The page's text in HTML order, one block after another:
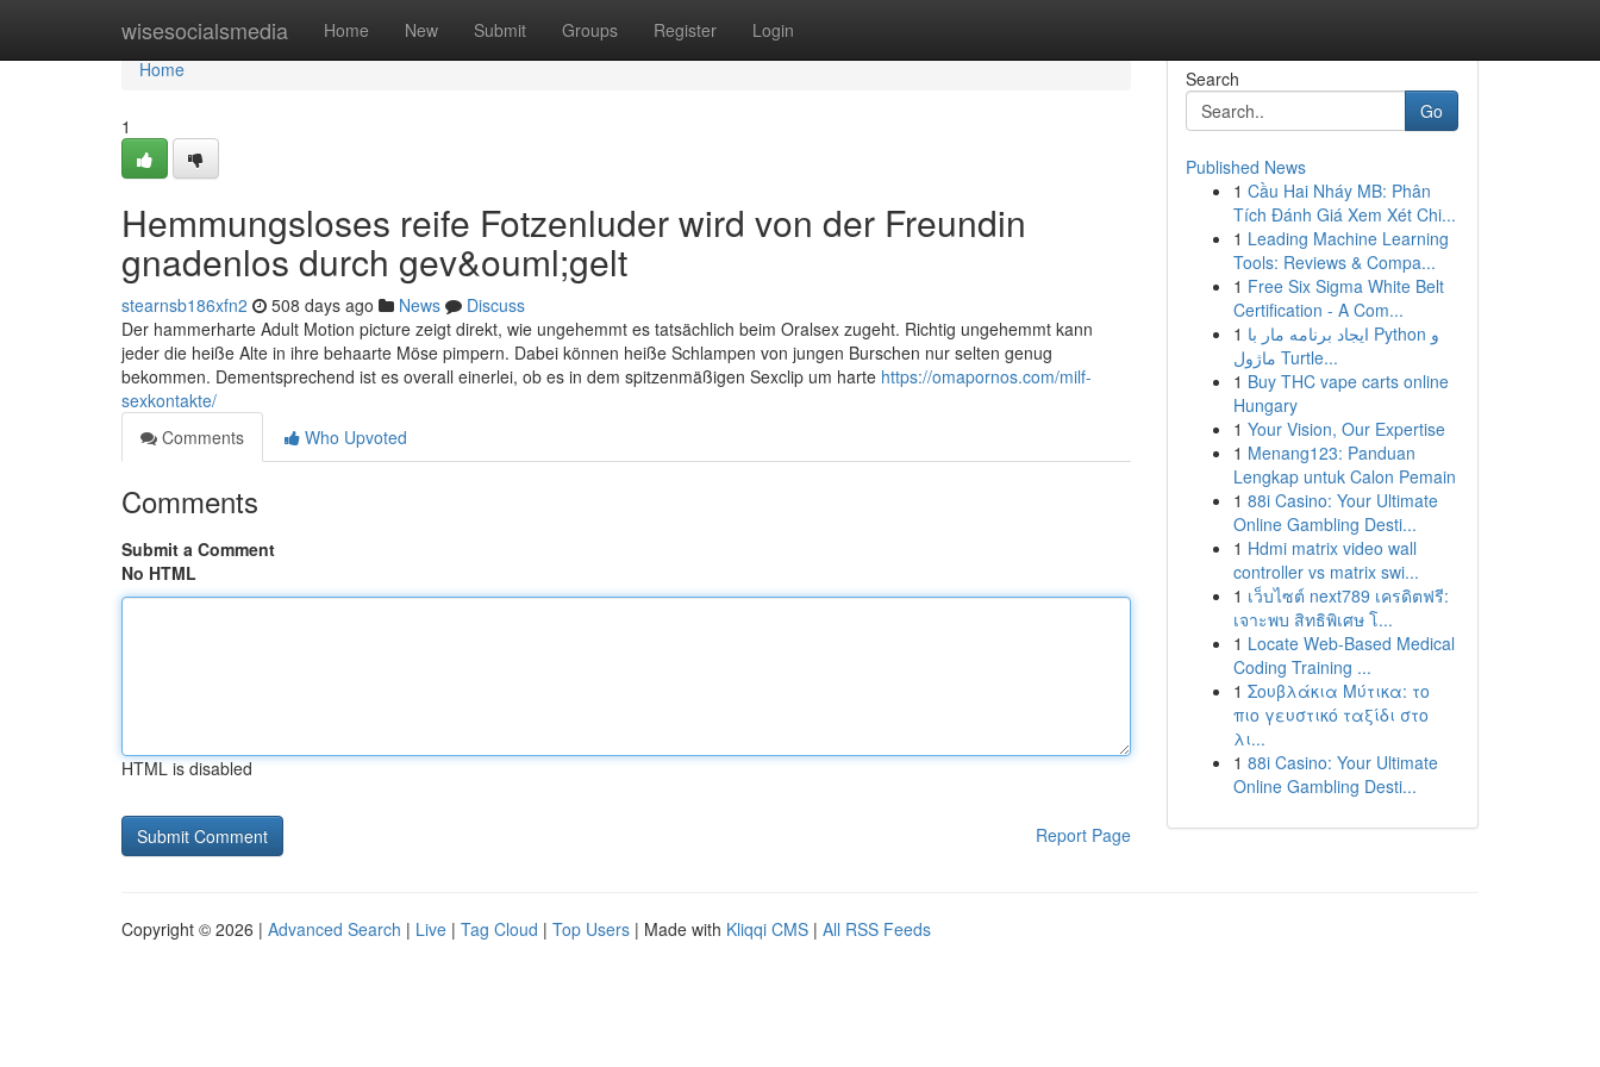
wisesocialsmedia Home New Submit Groups Register Login
Home
Home
1
Hemmungsloses reife Fotzenluder wird von der Freundin
gnadenlos durch gev&ouml;gelt
stearnsb186xfn2 508 days ago News
Discuss
Der hammerharte Adult Motion picture zeigt direkt, wie ungehemmt es tatsächlich beim Oralsex zugeht. Richtig ungehemmt kann
jeder die heiße Alte in ihre behaarte Möse pimpern. Dabei können heiße Schlampen von jungen Burschen nur selten genug
bekommen. Dementsprechend ist es overall einerlei, ob es in dem spitzenmäßigen Sexclip um harte https://omapornos.com/milf-
sexkontakte/
Comments
Who Upvoted
Comments
Submit a Comment
No HTML
HTML is disabled
Report Page
Search
Go
Published News
1 Cầu Hai Nháy MB: Phân
Tích Đánh Giá Xem Xét Chi...
1 Leading Machine Learning
Tools: Reviews & Compa...
1 Free Six Sigma White Belt
Certification - A Com...
1 ایجاد برنامه مار با Python و
ماژول Turtle...
1 Buy THC vape carts online
Hungary
1 Your Vision, Our Expertise
1 Menang123: Panduan
Lengkap untuk Calon Pemain
1 88i Casino: Your Ultimate
Online Gambling Desti...
1 Hdmi matrix video wall
controller vs matrix swi...
1 เว็บไซต์ next789 เครดิตฟรี:
เจาะพบ สิทธิพิเศษ โ...
1 Locate Web-Based Medical
Coding Training ...
1 Σουβλάκια Μύτικα: το
πιο γευστικό ταξίδι στο
λι...
1 88i Casino: Your Ultimate
Online Gambling Desti...
Copyright © 2026 | Advanced Search | Live | Tag Cloud | Top Users | Made with Kliqqi CMS | All RSS Feeds